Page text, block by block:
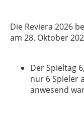
Die Reviera 2026
am 28. Oktober
Der Spieltag
nur 6 Spieler
anwesend